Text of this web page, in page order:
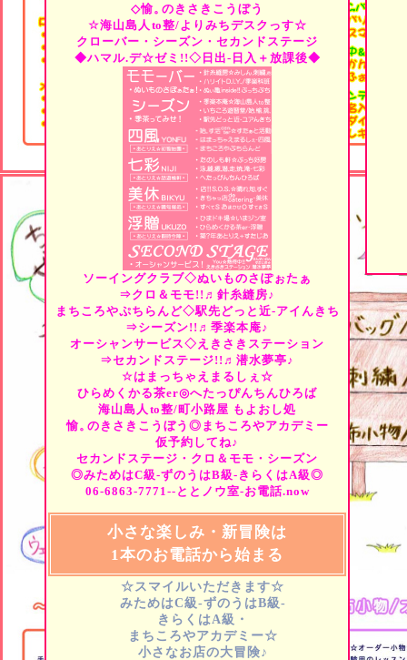
◇愉。のきさきこうぼう
☆海山島人 to整/よりみちデスクっす☆
クローバー・シーズン・セカンドステージ
◆ハマル.デ☆ゼミ!!◇日出-日入＋放課後◆
ソーイングクラブ◇ぬいものさぽぉたぁ
⇒クロ＆モモ!!♬針糸縫房♪
まちころやぷちらんど◇駅先どっと近-アイんきち
⇒シーズン!!♬季楽本庵♪
オーシャンサービス◇えきさきステーション
⇒セカンドステージ!!♬潜水夢亭♪
☆はまっちゃえまるしぇ☆
ひらめくかる茶er◎へたっぴんちんひろば
海山島人 to整/町小路屋 もよおし処
愉。のきさきこうぼう◎まちころやアカデミー
仮予約してね♪
セカンドステージ・クロ＆モモ・シーズン
◎みためはC級-ずのうはB級-きらくはA級◎
06-6863-7771--ととノウ室-お電話.now
小さな楽しみ・新冒険は
1本のお電話から始まる
☆スマイルいただきます☆
みためはC級-ずのうはB級-
きらくはA級・
まちころやアカデミー☆
小さなお店の大冒険♪